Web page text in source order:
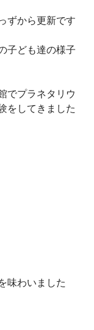
ずから更新です
子ども達の様子
でプラネタリウ
をしてきました
味わいました